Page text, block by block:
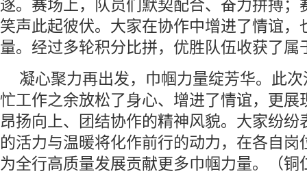
逐。赛场上，队员们默契配合、奋力拼搏；
笑声此起彼伏。大家在协作中增进了情谊，
量。经过多轮积分比拼，优胜队伍收获了属
凝心聚力再出发，巾帼力量绽芳华。此
忙工作之余放松了身心、增进了情谊，更展
昂扬向上、团结协作的精神风貌。大家纷纷
的活力与温暖将化作前行的动力，在各自岗
为全行高质量发展贡献更多巾帼力量。（铜